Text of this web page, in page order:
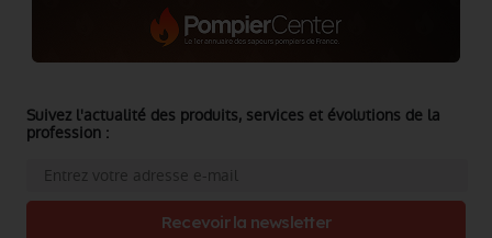
Suivez l'actualité des produits, services et évolutions de la
profession :
Recevoir la newsletter